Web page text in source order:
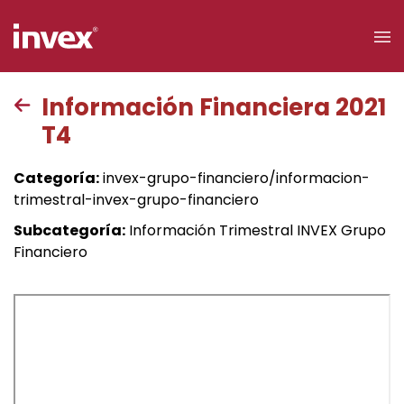
Buscar
Personas
Información Financiera 2021
T4
Categoría:invex-grupo-financiero/informacion-
trimestral-invex-grupo-financiero
Subcategoría: Información Trimestral INVEX Grupo
Financiero